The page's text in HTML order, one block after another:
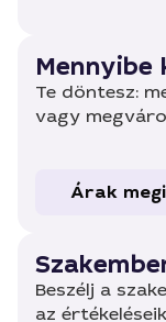
Mennyibe
Te döntesz:
vagy
Árak
Beszélj a
az